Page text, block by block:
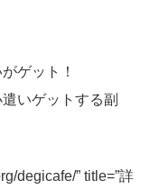
ゲット！
いゲットする副
degicafe/” title=”詳